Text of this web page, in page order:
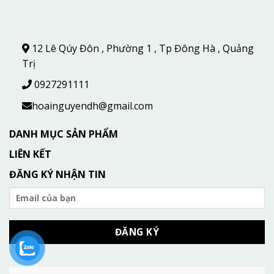
12 Lê Qúy Đôn , Phường 1 , Tp Đông Hà , Quảng
Trị
0927291111
hoainguyendh@gmail.com
DANH MỤC SẢN PHẨM
LIÊN KẾT
ĐĂNG KÝ NHẬN TIN